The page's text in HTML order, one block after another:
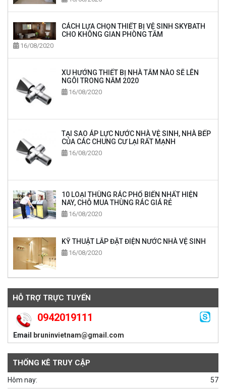
CÁCH LỰA CHỌN THIẾT BỊ VỆ SINH SKYBATH
CHO KHÔNG GIAN PHÒNG TẮM
16/08/2020
XU HƯỚNG THIẾT BỊ NHÀ TẮM NÀO SẼ LÊN
NGÔI TRONG NĂM 2020
16/08/2020
TẠI SAO ÁP LỰC NƯỚC NHÀ VỆ SINH, NHÀ BẾP
CỦA CÁC CHUNG CƯ LẠI RẤT MẠNH
16/08/2020
10 LOẠI THÙNG RÁC PHỔ BIẾN NHẤT HIỆN
NAY, CHỖ MUA THÙNG RÁC GIÁ RẺ
16/08/2020
KỸ THUẬT LẮP ĐẶT ĐIỆN NƯỚC NHÀ VỆ SINH
16/08/2020
HỖ TRỢ TRỰC TUYẾN
0942019111
Email bruninvietnam@gmail.com
THỐNG KÊ TRUY CẬP
57
Hôm nay: